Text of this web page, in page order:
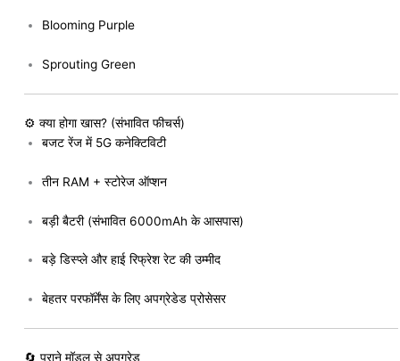
Blooming Purple
Sprouting Green
⚙️ क्या होगा खास? (संभावित फीचर्स)
बजट रेंज में 5G कनेक्टिविटी
तीन RAM + स्टोरेज ऑप्शन
बड़ी बैटरी (संभावित 6000mAh के आसपास)
बड़े डिस्प्ले और हाई रिफ्रेश रेट की उम्मीद
बेहतर परफॉर्मेंस के लिए अपग्रेडेड प्रोसेसर
🔄 पुराने मॉडल से अपग्रेड